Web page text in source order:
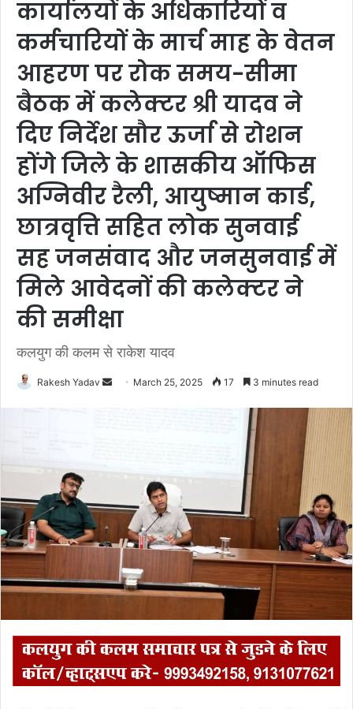
कार्यालयों के अधिकारियों व
कर्मचारियों के मार्च माह के वेतन
आहरण पर रोक समय-सीमा
बैठक में कलेक्टर श्री यादव ने
दिए निर्देश सौर ऊर्जा से रोशन
होंगे जिले के शासकीय ऑफिस
अग्निवीर रैली, आयुष्मान कार्ड,
छात्रवृत्ति सहित लोक सुनवाई
सह जनसंवाद और जनसुनवाई में
मिले आवेदनों की कलेक्टर ने
की समीक्षा
कलयुग की कलम से राकेश यादव
Rakesh Yadav
m
March 25, 2025 17 3 minutes read